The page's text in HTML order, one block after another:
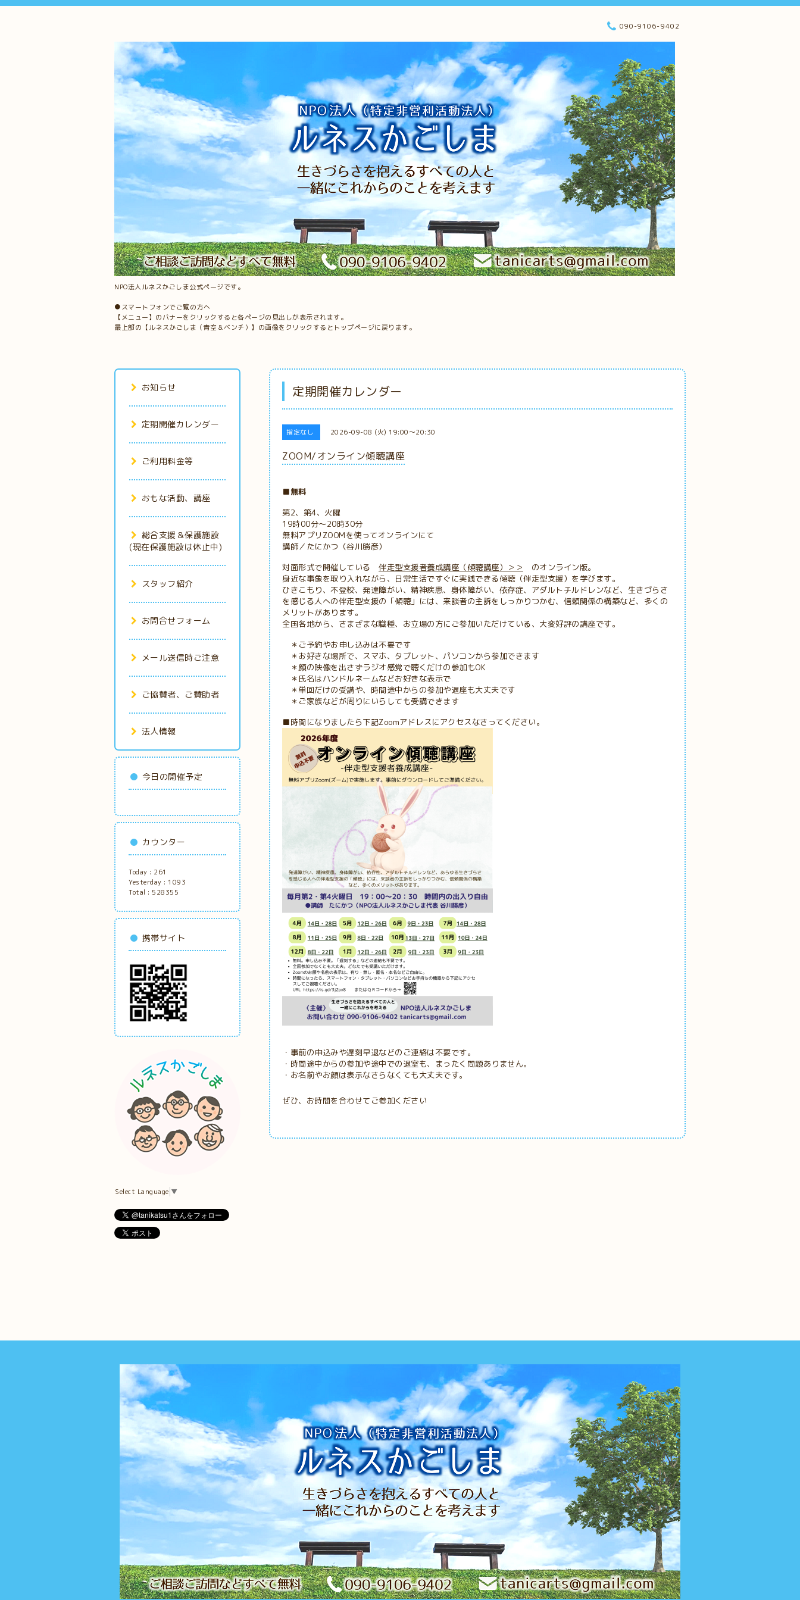
NPO法人ルネスかごしま公式ページです。
●スマートフォンでご覧の方へ
【メニュー】のバナーをクリックすると各ページの見出しが表示されます。
最上部の【ルネスかごしま（青空＆ベンチ）】の画像をクリックするとトップページに戻ります。
090-9106-9402
定期開催カレンダー
指定なし 2026-09-08 (火) 19:00～20:30
ZOOM/オンライン傾聴講座
■無料
第2、第4、火曜
19時00分～20時30分
無料アプリZOOMを使ってオンラインにて
講師／たにかつ（谷川勝彦）
対面形式で開催している 伴走型支援者養成講座（傾聴講座）＞＞
のオンライン版。
身近な事象を取り入れながら、日常生活ですぐに実践できる傾聴（伴走型支援）を学びます。
ひきこもり、不登校、発達障がい、精神疾患、身体障がい、依存症、アダルトチルドレンなど、生きづらさ
を感じる人への伴走型支援の「傾聴」には、来談者の主訴をしっかりつかむ、信頼関係の構築など、多くの
メリットがあります。
全国各地から、さまざまな職種、お立場の方にご参加いただけている、大変好評の講座です。
＊ご予約やお申し込みは不要です
＊お好きな場所で、スマホ、タブレット、パソコンから参加できます
＊顔の映像を出さずラジオ感覚で聴くだけの参加もOK
＊氏名はハンドルネームなどお好きな表示で
＊単回だけの受講や、時間途中からの参加や退座も大丈夫です
＊ご家族などが周りにいらしても受講できます
■時間になりましたら下記Zoomアドレスにアクセスなさってください。
・事前の申込みや遅刻早退などのご連絡は不要です。
・時間途中からの参加や途中での退室も、まったく問題ありません。
・お名前やお顔は表示なさらなくても大丈夫です。
ぜひ、お時間を合わせてご参加ください
お知らせ
定期開催カレンダー
ご利用料金等
おもな活動、講座
総合支援＆保護施設
(現在保護施設は休止中)
スタッフ紹介
お問合せフォーム
メール送信時ご注意
ご協賛者、ご賛助者
法人情報
今日の開催予定
カウンター
Today : 261
Yesterday : 1093
Total : 528355
携帯サイト
Select Language ▼